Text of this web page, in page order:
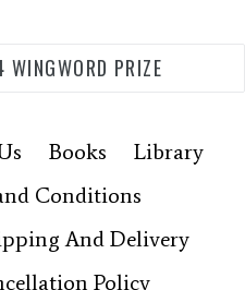
PRIZE
Books
Library
Conditions
And Delivery
Policy